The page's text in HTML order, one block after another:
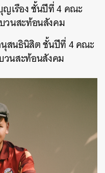
เรือง ชั้นปีที่ 4 คณะ
วนสะท้อนสังคม
สนธินิสิต ชั้นปีที่ 4 คณะ
วนสะท้อนสังคม